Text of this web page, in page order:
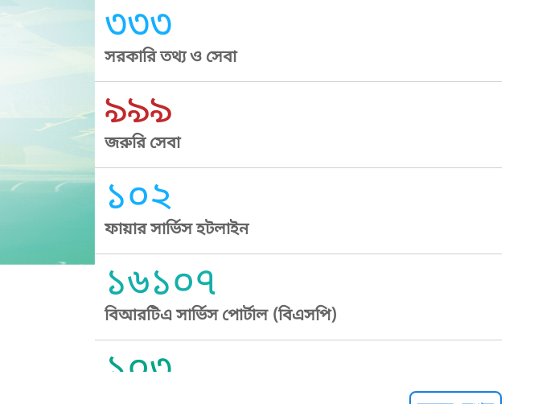
৩৩৩
সরকারি তথ্য ও সেবা
৯৯৯
জরুরি সেবা
১০২
ফায়ার সার্ভিস হটলাইন
১৬১০৭
বিআরটিএ সার্ভিস পোর্টাল (বিএসপি)
১০৩